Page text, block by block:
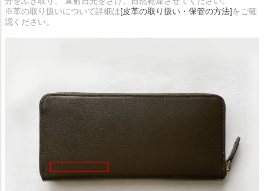
※革の取り扱いについて詳細は[皮革の取り扱い・保管の方法]をご確
認ください。